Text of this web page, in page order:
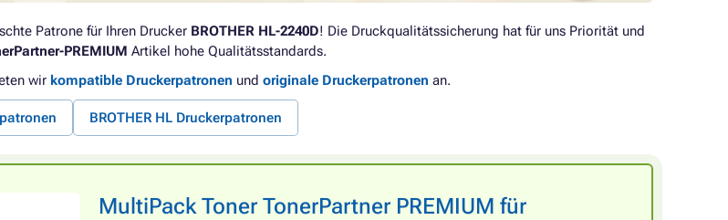
Patrone für Ihren Drucker BROTHER HL-2240D! Die Druckqualitätssicherung hat für uns Priorität und
PREMIUM Artikel hohe Qualitätsstandards.
wir kompatible Druckerpatronen und originale Druckerpatronen an.
BROTHER HL Druckerpatronen
MultiPack Toner TonerPartner PREMIUM für